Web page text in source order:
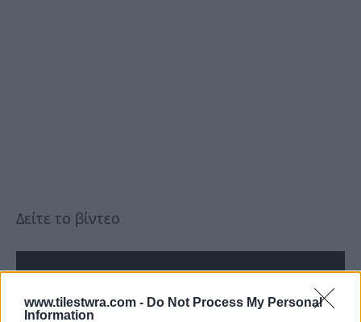
www.tilestwra.com - Do Not Process My Personal
Information
Δείτε το βίντεο